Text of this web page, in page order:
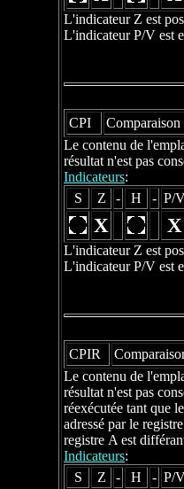
L'indicateur Z est
L'indicateur P/V est
CPI
Le contenu de
résultat n'est pas
Indicateurs:
S
Z - H - P/
X X
L'indicateur Z est
L'indicateur P/V est
CPIR
Le contenu de
résultat n'est pas
réexécutée tant que
adressé par le
registre A est
Indicateurs:
S
Z - H - P/